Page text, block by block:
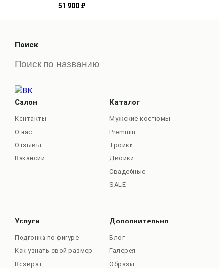
51 900 ₽
Поиск
Салон
Контакты
О нас
Отзывы
Вакансии
Каталог
Мужские костюмы
Premium
Тройки
Двойки
Свадебные
SALE
Услуги
Подгонка по фигуре
Как узнать свой размер
Возврат
Дополнительно
Блог
Галерея
Образы